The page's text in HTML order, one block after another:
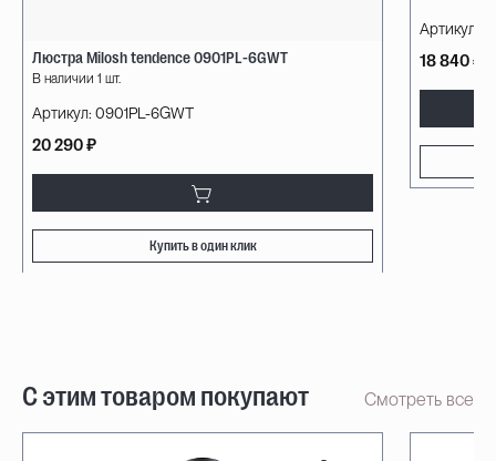
Люстра Milosh tendence 0901PL-6GWT
В наличии 1 шт.
Артикул: 0901PL-6GWT
20 290 ₽
Купить в один клик
Артикул:
18 840 ₽
С этим товаром покупают Смотреть все